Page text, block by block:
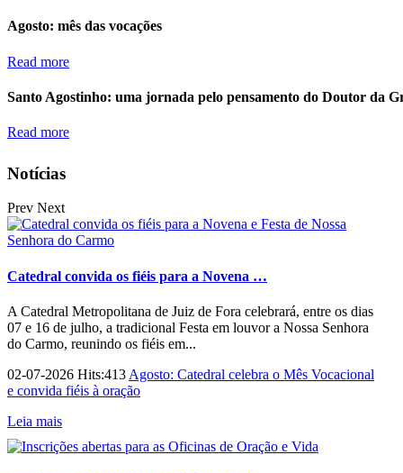
Agosto: mês das vocações
Read more
Santo Agostinho: uma jornada pelo pensamento do Doutor da
Read more
Notícias
Prev Next
Catedral convida os fiéis para a Novena …
A Catedral Metropolitana de Juiz de Fora celebrará, entre os dias
07 e 16 de julho, a tradicional Festa em louvor a Nossa Senhora
do Carmo, reunindo os fiéis em...
02-07-2026 Hits:413 Agosto: Catedral celebra o Mês Vocacional
e convida fiéis à oração
Leia mais